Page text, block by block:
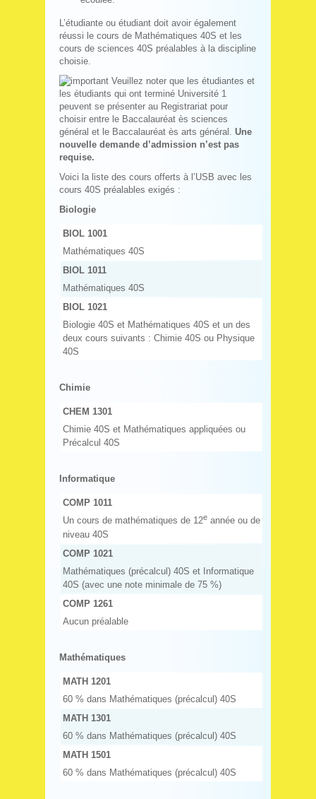
L’étudiante ou étudiant doit avoir également
réussi le cours de Mathématiques 40S et les
cours de sciences 40S préalables à la discipline
choisie.
Veuillez noter que les étudiantes et
les étudiants qui ont terminé Université 1
peuvent se présenter au Registrariat pour
choisir entre le Baccalauréat ès sciences
général et le Baccalauréat ès arts général. Une
nouvelle demande d’admission n’est pas
requise.
Voici la liste des cours offerts à l’USB avec les
cours 40S préalables exigés :
Biologie
BIOL 1001
Mathématiques 40S
BIOL 1011
Mathématiques 40S
BIOL 1021
Biologie 40S et Mathématiques 40S et un des
deux cours suivants : Chimie 40S ou Physique
40S
Chimie
CHEM 1301
Chimie 40S et Mathématiques appliquées ou
Précalcul 40S
Informatique
COMP 1011
Un cours de mathématiques de 12e année ou de
niveau 40S
COMP 1021
Mathématiques (précalcul) 40S et Informatique
40S (avec une note minimale de 75 %)
COMP 1261
Aucun préalable
Mathématiques
MATH 1201
60 % dans Mathématiques (précalcul) 40S
MATH 1301
60 % dans Mathématiques (précalcul) 40S
MATH 1501
60 % dans Mathématiques (précalcul) 40S